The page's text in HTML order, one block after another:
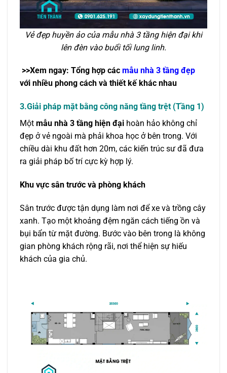
Vẻ đẹp huyền ảo của mẫu nhà 3 tầng hiện đại khi
lên đèn vào buổi tối lung linh.
>>Xem ngay: Tổng hợp các mẫu nhà 3 tầng đẹp
với nhiều phong cách và thiết kế khác nhau
3.Giải pháp mặt bằng công năng tầng trệt (Tầng 1)
Một mẫu nhà 3 tầng hiện đại hoàn hảo không chỉ
đẹp ở vẻ ngoài mà phải khoa học ở bên trong. Với
chiều dài khu đất hơn 20m, các kiến trúc sư đã đưa
ra giải pháp bố trí cực kỳ hợp lý.
Khu vực sân trước và phòng khách
Sân trước được tận dụng làm nơi để xe và trồng cây
xanh. Tạo một khoảng đệm ngăn cách tiếng ồn và
bụi bẩn từ mặt đường. Bước vào bên trong là không
gian phòng khách rộng rãi, nơi thể hiện sự hiếu
khách của gia chủ.